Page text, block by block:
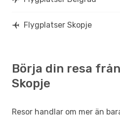
Flygplatser Skopje
Börja din resa
Skopje
Resor handlar om mer än